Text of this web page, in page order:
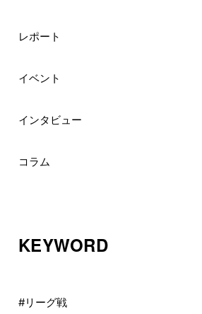
レポート
イベント
インタビュー
コラム
KEYWORD
#リーグ戦